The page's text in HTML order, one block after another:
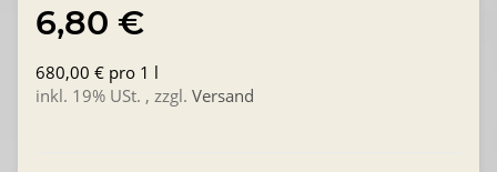
6,80 €
680,00 € pro 1 l
inkl. 19% USt. , zzgl. Versand